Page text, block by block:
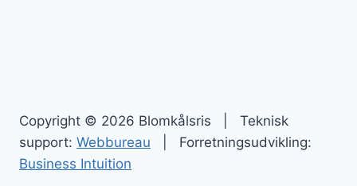
Copyright © 2026 Blomkålsris | Teknisk
support: Webbureau | Forretningsudvikling:
Business Intuition